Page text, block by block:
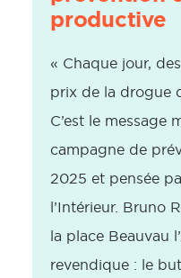
productive
« Chaque jour,
prix de la drogue
C’est le message
campagne de
2025 et pensée
l’Intérieur. Bruno
la place Beauvau
revendique : le